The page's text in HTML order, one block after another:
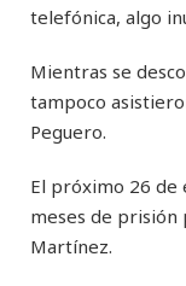
telefónica, algo
Mientras se
tampoco
Peguero.
El próximo 26 de
meses de prisión
Martínez.